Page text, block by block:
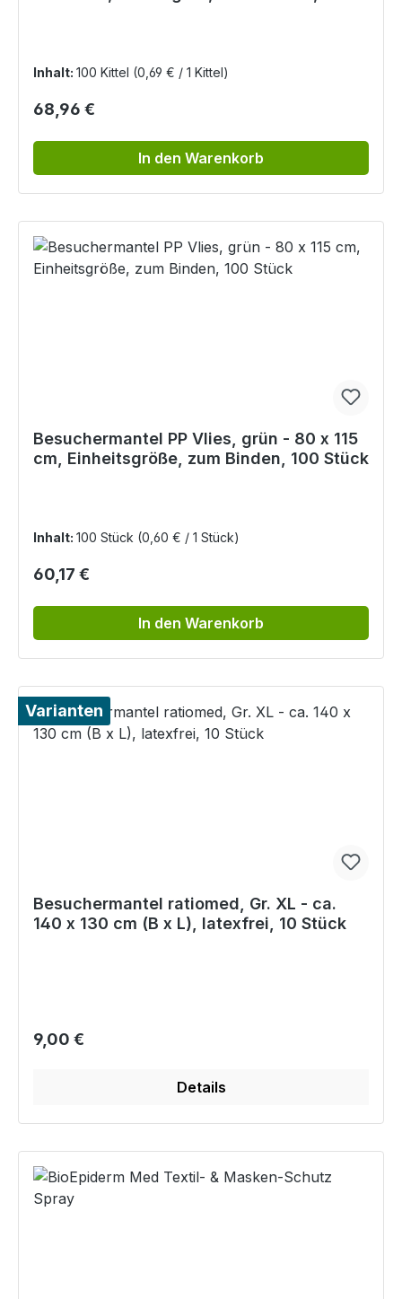
Inhalt: 100 Kittel (0,69 € / 1 Kittel)
Regulärer Preis:
68,96 €
In den Warenkorb
Besuchermantel PP Vlies, grün - 80 x 115
cm, Einheitsgröße, zum Binden, 100 Stück
Inhalt: 100 Stück (0,60 € / 1 Stück)
Regulärer Preis:
60,17 €
In den Warenkorb
Varianten
Besuchermantel ratiomed, Gr. XL - ca.
140 x 130 cm (B x L), latexfrei, 10 Stück
Regulärer Preis:
9,00 €
Details